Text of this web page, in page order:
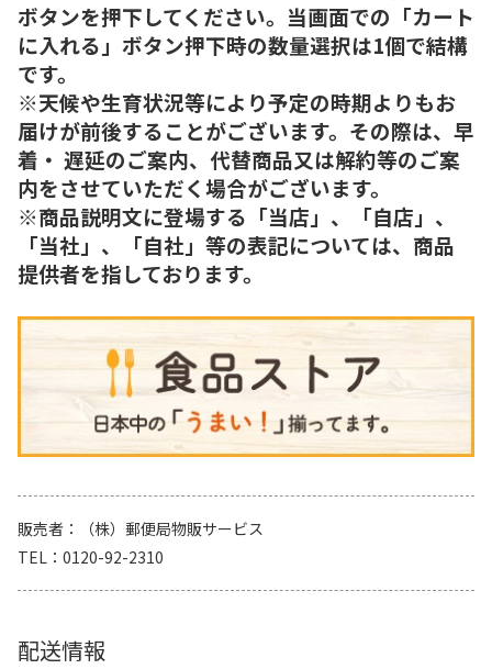
ボタンを押下してください。当画面での「カート
に入れる」ボタン押下時の数量選択は1個で結構
です。
※天候や生育状況等により予定の時期よりもお
届けが前後することがございます。その際は、早
着・ 遅延のご案内、代替商品又は解約等のご案
内をさせていただく場合がございます。
※商品説明文に登場する「当店」、「自店」、
「当社」、「自社」等の表記については、商品
提供者を指しております。
販売者
（株）郵便局物販サービス
TEL
0120-92-2310
配送情報